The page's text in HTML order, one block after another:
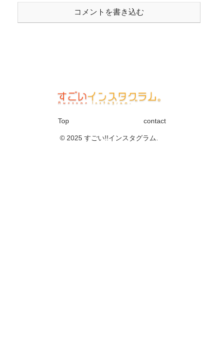
コメントを書き込む
Top contact
© 2025 すごい!!インスタグラム.